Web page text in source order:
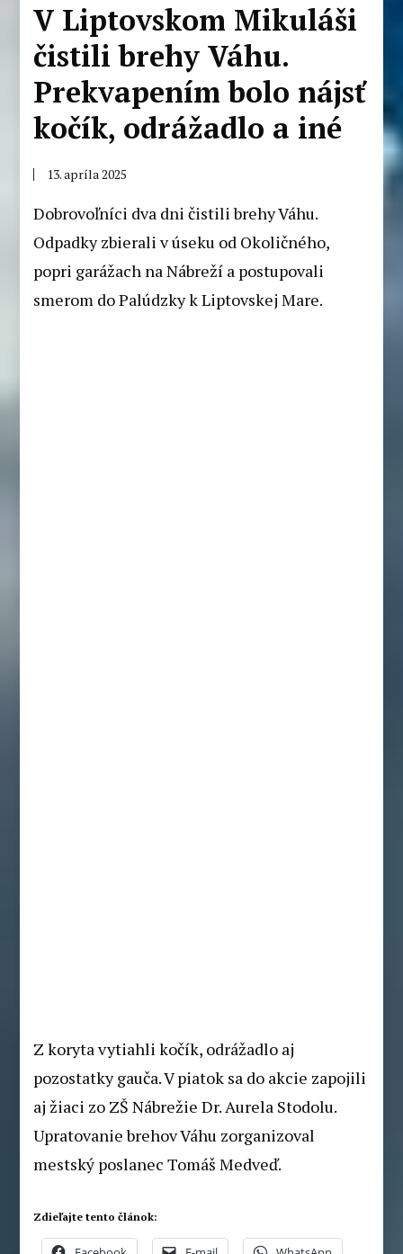
V Liptovskom Mikuláši
čistili brehy Váhu.
Prekvapením bolo nájsť
kočík, odrážadlo a iné
13. apríla 2025
Dobrovoľníci dva dni čistili brehy Váhu.
Odpadky zbierali v úseku od Okoličného,
popri garážach na Nábreží a postupovali
smerom do Palúdzky k Liptovskej Mare.
Z koryta vytiahli kočík, odrážadlo aj
pozostatky gauča. V piatok sa do akcie zapojili
aj žiaci zo ZŠ Nábrežie Dr. Aurela Stodolu.
Upratovanie brehov Váhu zorganizoval
mestský poslanec Tomáš Medveď.
Zdieľajte tento článok: